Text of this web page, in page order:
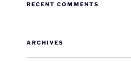
RECENT COMMENTS
ARCHIVES